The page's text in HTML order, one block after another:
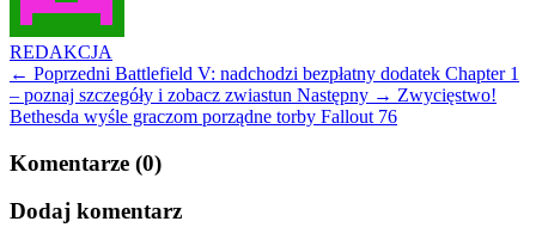
REDAKCJA
← Poprzedni Battlefield V: nadchodzi bezpłatny dodatek Chapter 1
– poznaj szczegóły i zobacz zwiastun Następny → Zwycięstwo!
Bethesda wyśle graczom porządne torby Fallout 76
Komentarze (0)
Dodaj komentarz